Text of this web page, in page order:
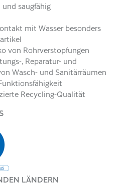
saugfähig
mit Wasser besonders
von Rohrverstopfungen
, Reparatur- und
Wasch- und Sanitärräumen
Recycling-Qualität
LÄNDERN